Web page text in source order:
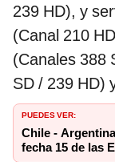
239 HD), y
(Canal 210
(Canales 388
SD / 239 HD)
PUEDES VER:
Chile -
fecha 15 de las